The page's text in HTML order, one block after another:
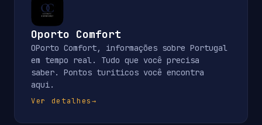
Oporto Comfort
OPorto Comfort, informações sobre Portugal
em tempo real. Tudo que você precisa
saber. Pontos turiticos você encontra
aqui.
Ver detalhes→